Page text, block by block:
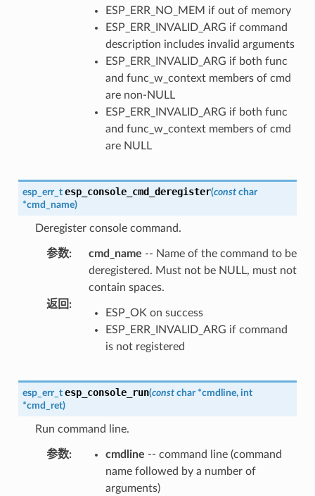
ESP_ERR_NO_MEM if out of memory
ESP_ERR_INVALID_ARG if command
description includes invalid arguments
ESP_ERR_INVALID_ARG if both func
and func_w_context members of cmd
are non-NULL
ESP_ERR_INVALID_ARG if both func
and func_w_context members of cmd
are NULL
esp_err_t esp_console_cmd_deregister(const char
*cmd_name)
Deregister console command.
参数: cmd_name -- Name of the command to be
deregistered. Must not be NULL, must not
contain spaces.
返回 :
ESP_OK on success
ESP_ERR_INVALID_ARG if command
is not registered
esp_err_t esp_console_run(const char *cmdline, int
*cmd_ret)
Run command line.
参数: cmdline -- command line (command
name followed by a number of
arguments)